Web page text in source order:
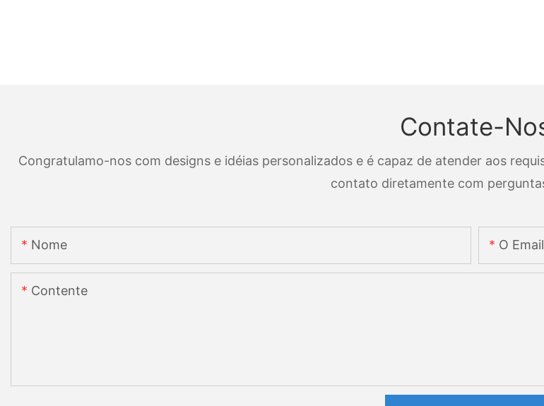
Contate-
Congratulamo-nos com designs e idéias personalizados e é capaz de atender aos
contato diretamente com
Nome O Email
Contente